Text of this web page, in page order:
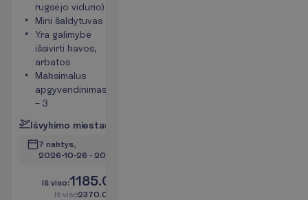
rugsėjo vidurio)
Mini šaldytuvas
Yra galimybė
išsivirti kavos,
arbatos
Maksimalus
apgyvendinimas
– 3
Išvykimo miestas
7 naktys,
2026-10-26 - 2026-11-02
Iš viso:1185.00
Iš viso2370.00